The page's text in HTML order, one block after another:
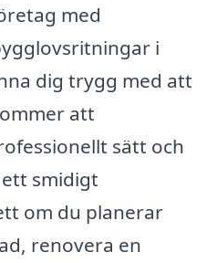
med
i
dig trygg med att
att
sätt och
smidigt
om du planerar
renovera en